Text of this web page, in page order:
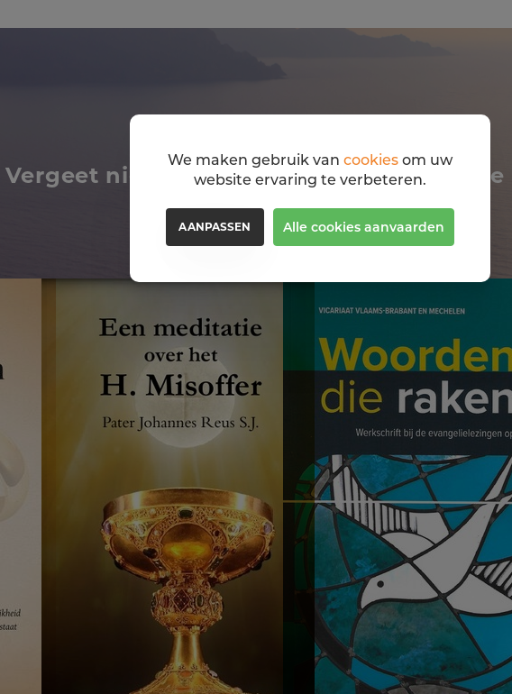
Vergeet niet om deze boeken ook eens
We maken gebruik van cookies om uw
website ervaring te verbeteren.
AANPASSEN Alle cookies aanvaarden